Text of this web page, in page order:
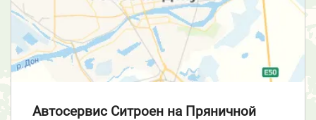
Автосервис Ситроен на Пряничной